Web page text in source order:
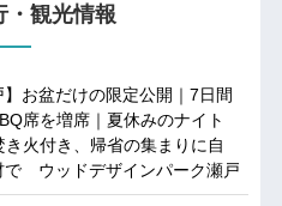
・観光情報
】お盆だけの限定公開｜7日間
席を増席｜夏休みのナイト
き火付き、帰省の集まりに自
で ウッドデザインパーク瀬戸